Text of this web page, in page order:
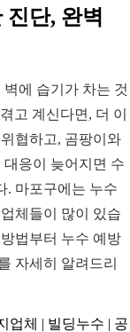
단, 완벽
에 습기가 차는 것
고 계신다면, 더 이
협하고, 곰팡이와
응이 늦어지면 수
. 마포구에는 누수
체들이 많이 있습
법부터 누수 예방
자세히 알려드리
업체 | 빌딩누수 | 공